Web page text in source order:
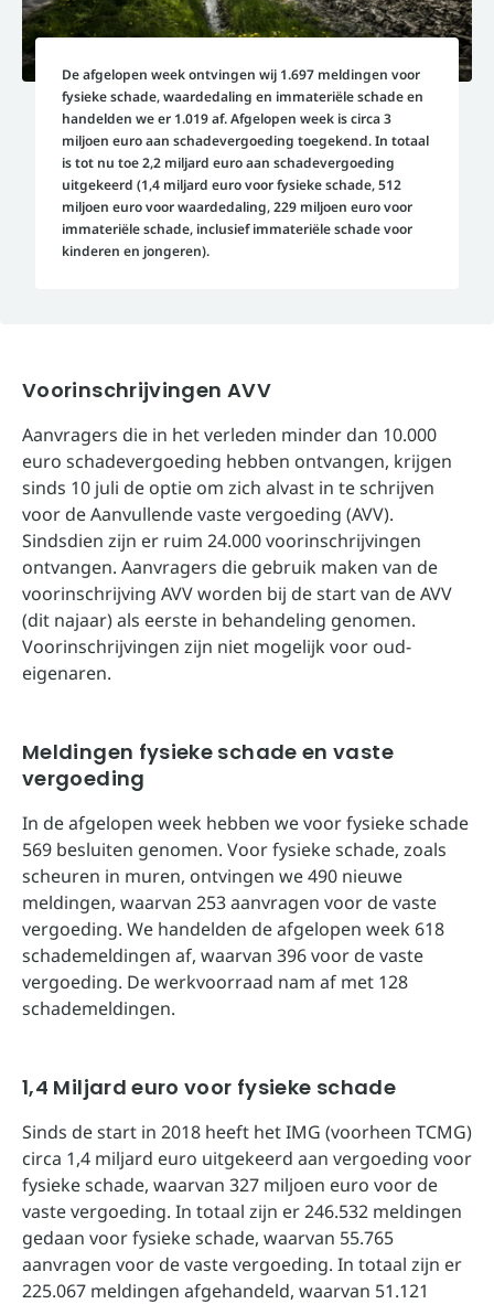
De afgelopen week ontvingen wij 1.697 meldingen voor
fysieke schade, waardedaling en immateriële schade en
handelden we er 1.019 af. Afgelopen week is circa 3
miljoen euro aan schadevergoeding toegekend. In totaal
is tot nu toe 2,2 miljard euro aan schadevergoeding
uitgekeerd (1,4 miljard euro voor fysieke schade, 512
miljoen euro voor waardedaling, 229 miljoen euro voor
immateriële schade, inclusief immateriële schade voor
kinderen en jongeren).
Voorinschrijvingen AVV
Aanvragers die in het verleden minder dan 10.000
euro schadevergoeding hebben ontvangen, krijgen
sinds 10 juli de optie om zich alvast in te schrijven
voor de Aanvullende vaste vergoeding (AVV).
Sindsdien zijn er ruim 24.000 voorinschrijvingen
ontvangen. Aanvragers die gebruik maken van de
voorinschrijving AVV worden bij de start van de AVV
(dit najaar) als eerste in behandeling genomen.
Voorinschrijvingen zijn niet mogelijk voor oud-
eigenaren.
Meldingen fysieke schade en vaste
vergoeding
In de afgelopen week hebben we voor fysieke schade
569 besluiten genomen. Voor fysieke schade, zoals
scheuren in muren, ontvingen we 490 nieuwe
meldingen, waarvan 253 aanvragen voor de vaste
vergoeding. We handelden de afgelopen week 618
schademeldingen af, waarvan 396 voor de vaste
vergoeding. De werkvoorraad nam af met 128
schademeldingen.
1,4 Miljard euro voor fysieke schade
Sinds de start in 2018 heeft het IMG (voorheen TCMG)
circa 1,4 miljard euro uitgekeerd aan vergoeding voor
fysieke schade, waarvan 327 miljoen euro voor de
vaste vergoeding. In totaal zijn er 246.532 meldingen
gedaan voor fysieke schade, waarvan 55.765
aanvragen voor de vaste vergoeding. In totaal zijn er
225.067 meldingen afgehandeld, waarvan 51.121